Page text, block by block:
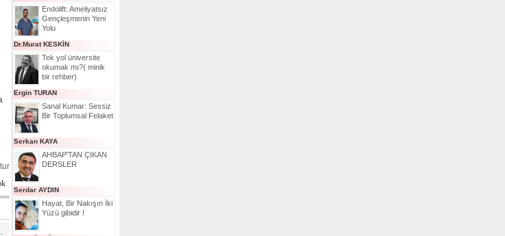
Endolift: Ameliyatsız
Gençleşmenin Yeni
Yolu
Dr.Murat KESKİN
Tek yol üniversite
okumak mı?( minik
bir rehber)
Ergin TURAN
Sanal Kumar: Sessiz
Bir Toplumsal Felaket
Serkan KAYA
AHBAP'TAN ÇIKAN
DERSLER
Serdar AYDIN
Hayat, Bir Nakışın İki
Yüzü gibidir !